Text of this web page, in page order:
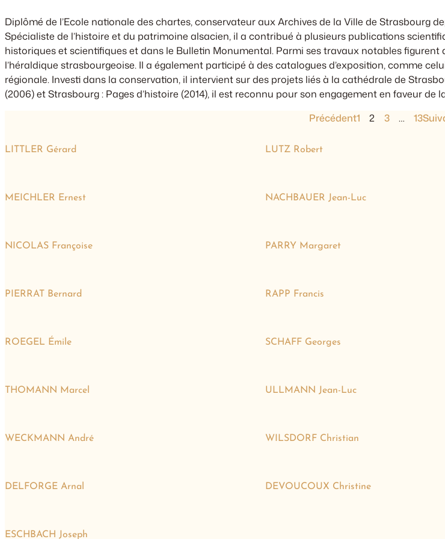
Diplômé de l’Ecole nationale des chartes, conservateur aux Archives de la Ville de Strasbourg
Spécialiste de l’histoire et du patrimoine alsacien, il a contribué à plusieurs publications
historiques et scientifiqueset dans le Bulletin Monumental. Parmi ses travaux notables figurent
l’héraldique strasbourgeoise. Il a également participé à des catalogues d’exposition, comme
régionale. Investi dans la conservation, il intervient sur des projets liés à la cathédrale de
(2006) etStrasbourg : Pages d’histoire (2014), il est reconnu pour son engagement en faveur
Précédent1 2 3 … 13
LITTLER Gérard LUTZ Robert
MEICHLER Ernest NACHBAUER Jean-Luc
NICOLAS Françoise PARRY Margaret
PIERRAT Bernard RAPP Francis
ROEGEL Émile SCHAFF Georges
THOMANN Marcel ULLMANN Jean-Luc
WECKMANN André WILSDORF Christian
DELFORGE Arnal DEVOUCOUX Christine
ESCHBACH Joseph